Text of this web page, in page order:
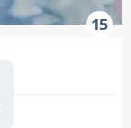
15